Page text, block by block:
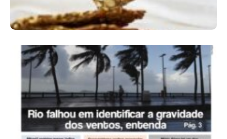
Ano X – Número 366 01 A 07 De Agosto De
2026